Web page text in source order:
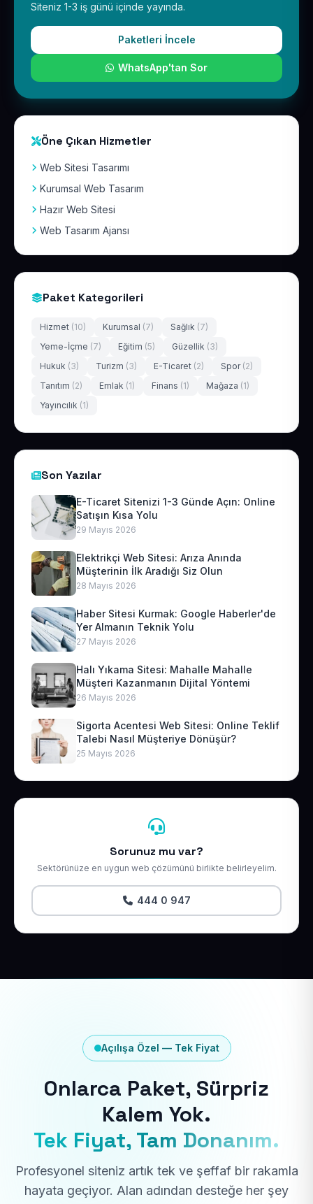
Siteniz 1-3 iş günü içinde yayında.
Paketleri İncele
WhatsApp'tan Sor
Öne Çıkan Hizmetler
Web Sitesi Tasarımı
Kurumsal Web Tasarım
Hazır Web Sitesi
Web Tasarım Ajansı
Paket Kategorileri
Hizmet (10) Kurumsal (7) Sağlık (7)
Yeme-İçme (7) Eğitim (5) Güzellik (3)
Hukuk (3) Turizm (3) E-Ticaret (2) Spor (2)
Tanıtım (2) Emlak (1) Finans (1) Mağaza (1)
Yayıncılık (1)
Son Yazılar
E-Ticaret Sitenizi 1-3 Günde Açın: Online
Satışın Kısa Yolu
29 Mayıs 2026
Elektrikçi Web Sitesi: Arıza Anında
Müşterinin İlk Aradığı Siz Olun
28 Mayıs 2026
Haber Sitesi Kurmak: Google Haberler'de
Yer Almanın Teknik Yolu
27 Mayıs 2026
Halı Yıkama Sitesi: Mahalle Mahalle
Müşteri Kazanmanın Dijital Yöntemi
26 Mayıs 2026
Sigorta Acentesi Web Sitesi: Online Teklif
Talebi Nasıl Müşteriye Dönüşür?
25 Mayıs 2026
Sorunuz mu var?
Sektörünüze en uygun web çözümünü birlikte belirleyelim.
444 0 947
Açılışa Özel — Tek Fiyat
Onlarca Paket, Sürpriz
Kalem Yok.
Tek Fiyat, Tam Donanım.
Profesyonel siteniz artık tek ve şeffaf bir rakamla
hayata geçiyor. Alan adından desteğe her şey